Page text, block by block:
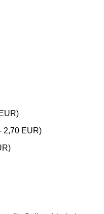
2,70 EUR)